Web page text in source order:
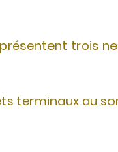
trois
terminaux au